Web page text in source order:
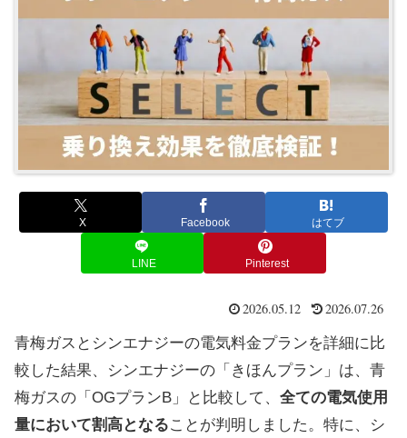
X Facebook はてブ
LINE Pinterest
2026.05.12
2026.07.26
青梅ガスとシンエナジーの電気料金プランを詳細に比
較した結果、シンエナジーの「きほんプラン」は、青
梅ガスの「OGプランB」と比較して、 全ての電気使用
量において割高となることが判明しました。特に、シ